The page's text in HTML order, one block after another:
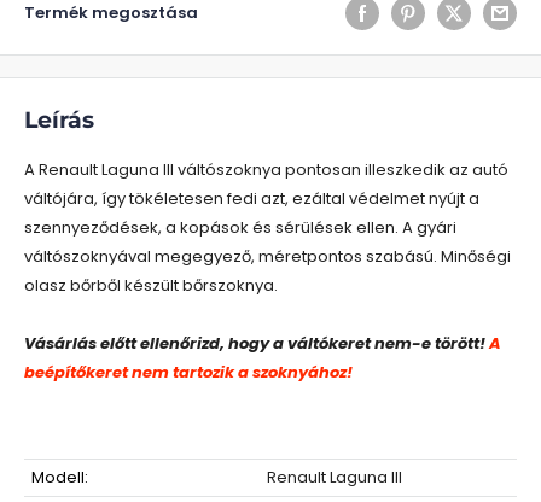
Termék megosztása
Leírás
A Renault Laguna III váltószoknya pontosan illeszkedik az autó
váltójára, így tökéletesen fedi azt, ezáltal védelmet nyújt a
szennyeződések, a kopások és sérülések ellen. A gyári
váltószoknyával megegyező, méretpontos szabású. Minőségi
olasz bőrből készült bőrszoknya.
Vásárlás előtt ellenőrizd, hogy a váltókeret nem-e törött!A
beépítőkeret nem tartozik a szoknyához!
Modell:
Renault Laguna III